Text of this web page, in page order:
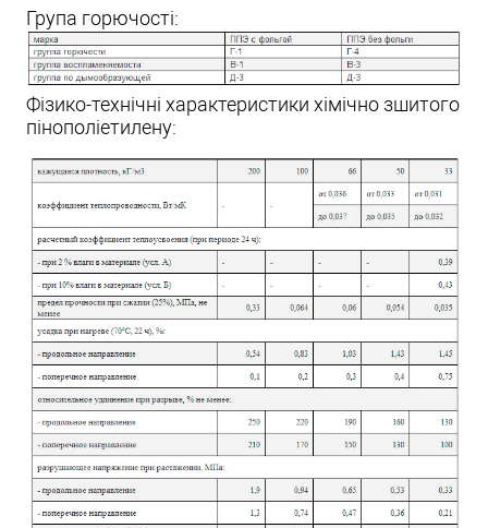
Група горючості:
Фізико-технічні характеристики хімічно зшитого
пінополіетилену: